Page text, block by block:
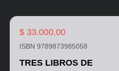
$ 33.000,00
ISBN 9789873985058
TRES LIBROS DE